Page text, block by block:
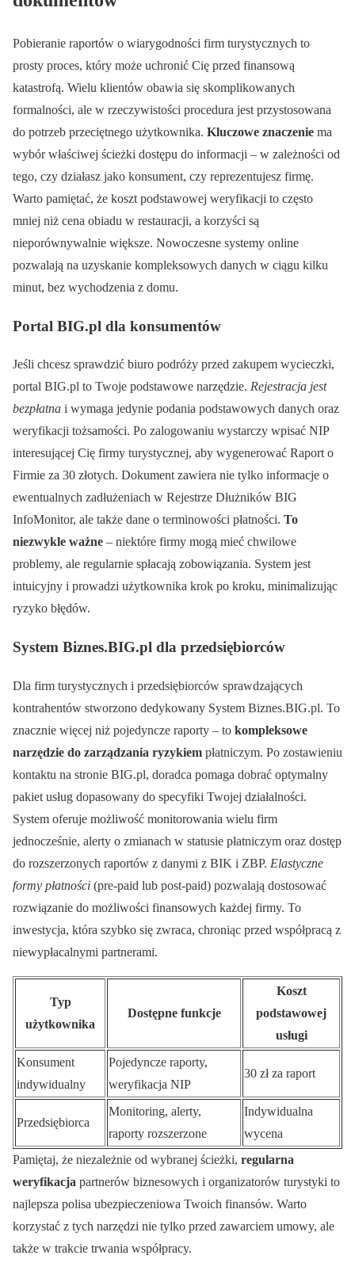
Pobieranie raportów o wiarygodności firm turystycznych to
prosty proces, który może uchronić Cię przed finansową
katastrofą. Wielu klientów obawia się skomplikowanych
formalności, ale w rzeczywistości procedura jest przystosowana
do potrzeb przeciętnego użytkownika. Kluczowe znaczenie ma
wybór właściwej ścieżki dostępu do informacji – w zależności od
tego, czy działasz jako konsument, czy reprezentujesz firmę.
Warto pamiętać, że koszt podstawowej weryfikacji to często
mniej niż cena obiadu w restauracji, a korzyści są
nieporównywalnie większe. Nowoczesne systemy online
pozwalają na uzyskanie kompleksowych danych w ciągu kilku
minut, bez wychodzenia z domu.
Portal BIG.pl dla konsumentów
Jeśli chcesz sprawdzić biuro podróży przed zakupem wycieczki,
portal BIG.pl to Twoje podstawowe narzędzie. Rejestracja jest
bezpłatna i wymaga jedynie podania podstawowych danych oraz
weryfikacji tożsamości. Po zalogowaniu wystarczy wpisać NIP
interesującej Cię firmy turystycznej, aby wygenerować Raport o
Firmie za 30 złotych. Dokument zawiera nie tylko informacje o
ewentualnych zadłużeniach w Rejestrze Dłużników BIG
InfoMonitor, ale także dane o terminowości płatności. To
niezwykle ważne – niektóre firmy mogą mieć chwilowe
problemy, ale regularnie spłacają zobowiązania. System jest
intuicyjny i prowadzi użytkownika krok po kroku, minimalizując
ryzyko błędów.
System Biznes.BIG.pl dla przedsiębiorców
Dla firm turystycznych i przedsiębiorców sprawdzających
kontrahentów stworzono dedykowany System Biznes.BIG.pl. To
znacznie więcej niż pojedyncze raporty – to kompleksowe
narzędzie do zarządzania ryzykiem płatniczym. Po zostawieniu
kontaktu na stronie BIG.pl, doradca pomaga dobrać optymalny
pakiet usług dopasowany do specyfiki Twojej działalności.
System oferuje możliwość monitorowania wielu firm
jednocześnie, alerty o zmianach w statusie płatniczym oraz dostęp
do rozszerzonych raportów z danymi z BIK i ZBP. Elastyczne
formy płatności (pre-paid lub post-paid) pozwalają dostosować
rozwiązanie do możliwości finansowych każdej firmy. To
inwestycja, która szybko się zwraca, chroniąc przed współpracą z
niewypłacalnymi partnerami.
Typ
użytkownika
Dostępne funkcje
Koszt
podstawowej
usługi
Konsument
indywidualny
Pojedyncze raporty,
weryfikacja NIP
30 zł za raport
Przedsiębiorca
Monitoring, alerty,
raporty rozszerzone
Indywidualna
wycena
Pamiętaj, że niezależnie od wybranej ścieżki, regularna
weryfikacja partnerów biznesowych i organizatorów turystyki to
najlepsza polisa ubezpieczeniowa Twoich finansów. Warto
korzystać z tych narzędzi nie tylko przed zawarciem umowy, ale
także w trakcie trwania współpracy.